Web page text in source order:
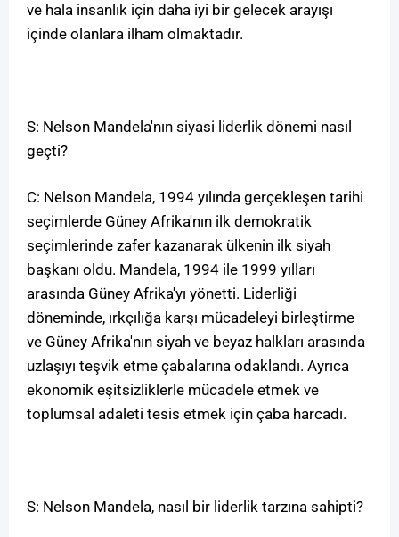
ve hala insanlık için daha iyi bir gelecek arayışı
içinde olanlara ilham olmaktadır.
S: Nelson Mandela'nın siyasi liderlik dönemi nasıl
geçti?
C: Nelson Mandela, 1994 yılında gerçekleşen tarihi
seçimlerde Güney Afrika'nın ilk demokratik
seçimlerinde zafer kazanarak ülkenin ilk siyah
başkanı oldu. Mandela, 1994 ile 1999 yılları
arasında Güney Afrika'yı yönetti. Liderliği
döneminde, ırkçılığa karşı mücadeleyi birleştirme
ve Güney Afrika'nın siyah ve beyaz halkları arasında
uzlaşıyı teşvik etme çabalarına odaklandı. Ayrıca
ekonomik eşitsizliklerle mücadele etmek ve
toplumsal adaleti tesis etmek için çaba harcadı.
S: Nelson Mandela, nasıl bir liderlik tarzına sahipti?